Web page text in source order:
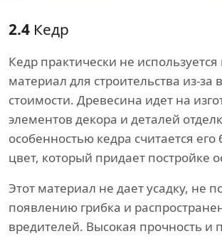
2.4 Кедр
Кедр практически не
материал для строительства из-за
стоимости. Древесина идет на
элементов декора и деталей
особенностью кедра считается
цвет, который придает постройке
Этот материал не дает усадку, не
появлению грибка и
вредителей. Высокая прочность и